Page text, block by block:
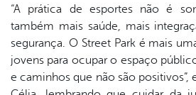
“A prática de esportes não é
também mais saúde, mais
segurança. O Street Park é mais
jovens para ocupar o espaço
e caminhos que não são positivos”,